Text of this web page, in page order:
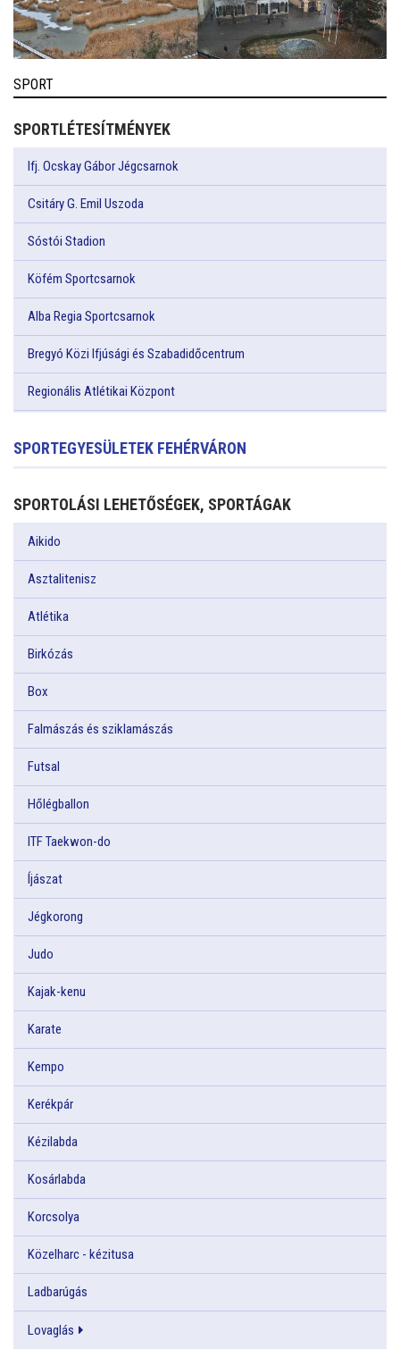
SPORT
SPORTLÉTESÍTMÉNYEK
Ifj. Ocskay Gábor Jégcsarnok
Csitáry G. Emil Uszoda
Sóstói Stadion
Köfém Sportcsarnok
Alba Regia Sportcsarnok
Bregyó Közi Ifjúsági és Szabadidőcentrum
Regionális Atlétikai Központ
SPORTEGYESÜLETEK FEHÉRVÁRON
SPORTOLÁSI LEHETŐSÉGEK, SPORTÁGAK
Aikido
Asztalitenisz
Atlétika
Birkózás
Box
Falmászás és sziklamászás
Futsal
Hőlégballon
ITF Taekwon-do
Íjászat
Jégkorong
Judo
Kajak-kenu
Karate
Kempo
Kerékpár
Kézilabda
Kosárlabda
Korcsolya
Közelharc - kézitusa
Ladbarúgás
Lovaglás